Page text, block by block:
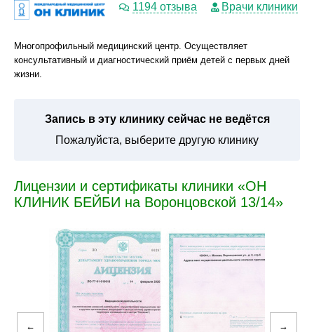
1194 отзыва Врачи клиники
Многопрофильный медицинский центр. Осуществляет
консультативный и диагностический приём детей с первых дней
жизни.
Запись в эту клинику сейчас не ведётся
Пожалуйста, выберите другую клинику
Лицензии и сертификаты клиники «ОН
КЛИНИК БЕЙБИ на Воронцовской 13/14»
← →